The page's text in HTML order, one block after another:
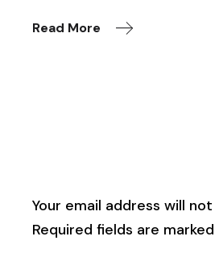
Read More
Your email address will
Required fields are marked